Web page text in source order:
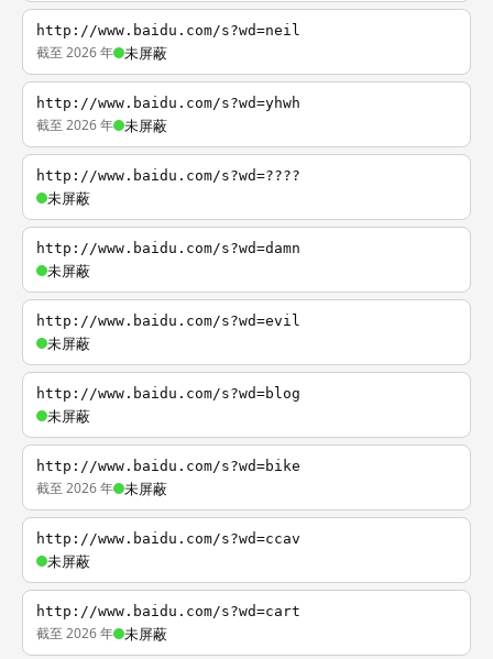
http://www.baidu.com/s?wd=neil
截至 2026 年 未屏蔽
http://www.baidu.com/s?wd=yhwh
截至 2026 年 未屏蔽
http://www.baidu.com/s?wd=????
未屏蔽
http://www.baidu.com/s?wd=damn
未屏蔽
http://www.baidu.com/s?wd=evil
未屏蔽
http://www.baidu.com/s?wd=blog
未屏蔽
http://www.baidu.com/s?wd=bike
截至 2026 年 未屏蔽
http://www.baidu.com/s?wd=ccav
未屏蔽
http://www.baidu.com/s?wd=cart
截至 2026 年 未屏蔽